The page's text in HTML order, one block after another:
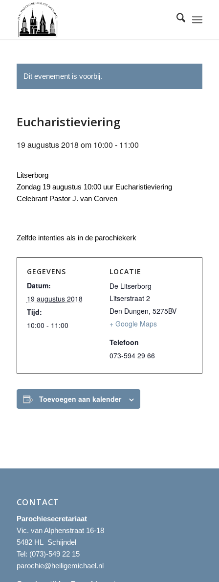
Dit evenement is voorbij.
Eucharistieviering
19 augustus 2018 om 10:00 - 11:00
Litserborg
Zondag 19 augustus 10:00 uur Eucharistieviering
Celebrant Pastor J. van Corven
Zelfde intenties als in de parochiekerk
GEGEVENS
Datum:
19 augustus 2018
Tijd:
10:00 - 11:00
LOCATIE
De Litserborg
Litserstraat 2
Den Dungen, 5275BV
+ Google Maps
Telefoon
073-594 29 66
Toevoegen aan kalender
CONTACT
Parochiesecretariaat
Vic. van Alphenstraat 16-18
5482 HL Schijndel
Tel: (073)-549 22 15
parochie@heiligemichael.nl